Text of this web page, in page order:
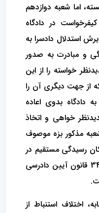
اما شعبه دوازدهم
در دادگاه
استدلال دادسرا به
و مبادرت به صدور
خواسته را از این
از جهت دیگری آن را
بدوی اعاده
خواهی و اتخاذ
مذکور بزه موصوف
رسیدگی مستقیم در
دادگاه از جرائم موضوع ماده 340 قانون آیین دادرسی
اختلاف استنباط از